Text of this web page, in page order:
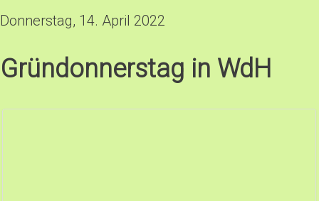
Donnerstag, 14. April 2022
Gründonnerstag in WdH